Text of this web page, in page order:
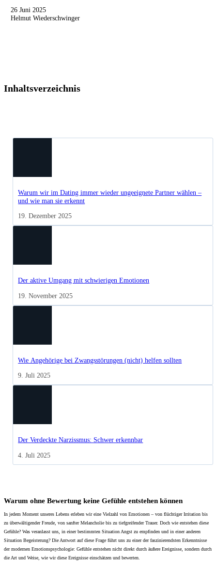
26 Juni 2025
Helmut Wiederschwinger
Warum ohne Bewertung keine Gefühle entstehen können
In jedem Moment unseres Lebens erleben wir eine Vielzahl von Emotionen – von flüchtiger Irritation bis
zu überwältigender Freude, von sanfter Melancholie bis zu tiefgreifender Trauer. Doch wie entstehen diese
Gefühle? Was veranlasst uns, in einer bestimmten Situation Angst zu empfinden und in einer anderen
Situation Begeisterung? Die Antwort auf diese Frage führt uns zu einer der faszinierendsten Erkenntnisse
der modernen Emotionspsychologie: Gefühle entstehen nicht direkt durch äußere Ereignisse, sondern durch
die Art und Weise, wie wir diese Ereignisse einschätzen und bewerten.
Inhaltsverzeichnis
Warum wir im Dating immer wieder ungeeignete Partner wählen –
und wie man sie erkennt
19. Dezember 2025
Der aktive Umgang mit schwierigen Emotionen
19. November 2025
Wie Angehörige bei Zwangsstörungen (nicht) helfen sollten
9. Juli 2025
Der Verdeckte Narzissmus: Schwer erkennbar
4. Juli 2025